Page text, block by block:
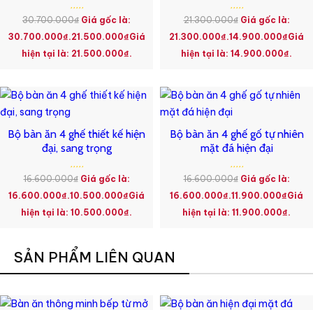
30.700.000₫ Giá gốc là:
30.700.000₫.21.500.000₫Giá
hiện tại là: 21.500.000₫.
21.300.000₫ Giá gốc là:
21.300.000₫.14.900.000₫Giá
hiện tại là: 14.900.000₫.
Bộ bàn ăn 4 ghế thiết kế hiện
đại, sang trọng
16.600.000₫ Giá gốc là:
16.600.000₫.10.500.000₫Giá
hiện tại là: 10.500.000₫.
Bộ bàn ăn 4 ghế gố tự nhiên
mặt đá hiện đại
16.600.000₫ Giá gốc là:
16.600.000₫.11.900.000₫Giá
hiện tại là: 11.900.000₫.
SẢN PHẨM LIÊN QUAN